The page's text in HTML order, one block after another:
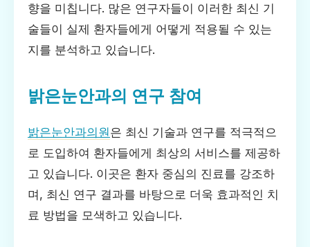
향을 미칩니다. 많은 연구자들이 이러한 최신 기
술들이 실제 환자들에게 어떻게 적용될 수 있는
지를 분석하고 있습니다.
밝은눈안과의 연구 참여
밝은눈안과의원은 최신 기술과 연구를 적극적으
로 도입하여 환자들에게 최상의 서비스를 제공하
고 있습니다. 이곳은 환자 중심의 진료를 강조하
며, 최신 연구 결과를 바탕으로 더욱 효과적인 치
료 방법을 모색하고 있습니다.